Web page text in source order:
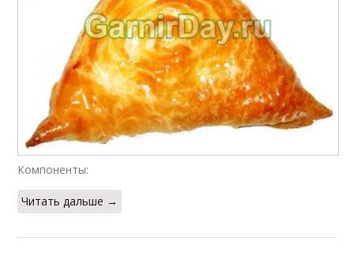
Компоненты:
Читать дальше →